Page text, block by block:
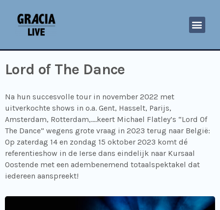
Lord of The Dance
Na hun succesvolle tour in november 2022 met
uitverkochte shows in o.a. Gent, Hasselt, Parijs,
Amsterdam, Rotterdam,….keert Michael Flatley’s “Lord Of
The Dance” wegens grote vraag in 2023 terug naar België:
Op zaterdag 14 en zondag 15 oktober 2023 komt dé
referentieshow in de Ierse dans eindelijk naar Kursaal
Oostende met een adembenemend totaalspektakel dat
iedereen aanspreekt!